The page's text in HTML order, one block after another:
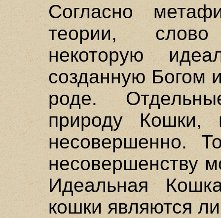
Согласно
теории,
некоторую
созданную Богом
роде.
природу
несовершенно.
несовершенству
Идеальная
кошки являются